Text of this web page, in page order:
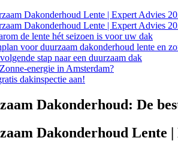
Dakonderhoud Lente | Expert Advies
Dakonderhoud Lente | Expert Advies
de lente hét seizoen is voor uw dak
voor duurzaam dakonderhoud lente en
stap naar een duurzaam dak
energie in Amsterdam?
dakinspectie aan!
Dakonderhoud: De
Dakonderhoud Lente